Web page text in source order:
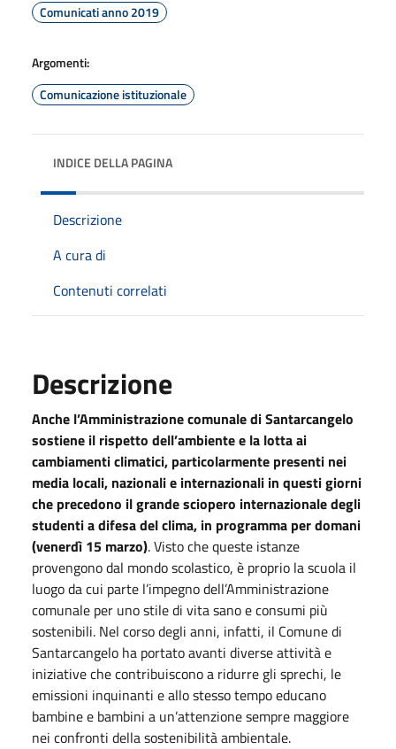
Comunicati anno 2019
Argomenti:
Comunicazione istituzionale
INDICE DELLA PAGINA
Descrizione
A cura di
Contenuti correlati
Descrizione
Anche l’Amministrazione comunale di Santarcangelo
sostiene il rispetto dell’ambiente e la lotta ai
cambiamenti climatici, particolarmente presenti nei
media locali, nazionali e internazionali in questi giorni
che precedono il grande sciopero internazionale degli
studenti a difesa del clima, in programma per domani
(venerdì 15 marzo). Visto che queste istanze
provengono dal mondo scolastico, è proprio la scuola il
luogo da cui parte l’impegno dell’Amministrazione
comunale per uno stile di vita sano e consumi più
sostenibili. Nel corso degli anni, infatti, il Comune di
Santarcangelo ha portato avanti diverse attività e
iniziative che contribuiscono a ridurre gli sprechi, le
emissioni inquinanti e allo stesso tempo educano
bambine e bambini a un’attenzione sempre maggiore
nei confronti della sostenibilità ambientale.